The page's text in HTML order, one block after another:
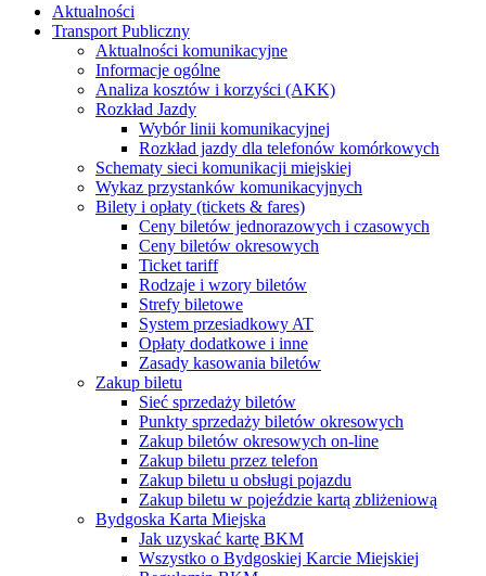
Aktualności
Transport Publiczny
Aktualności komunikacyjne
Informacje ogólne
Analiza kosztów i korzyści (AKK)
Rozkład Jazdy
Wybór linii komunikacyjnej
Rozkład jazdy dla telefonów komórkowych
Schematy sieci komunikacji miejskiej
Wykaz przystanków komunikacyjnych
Bilety i opłaty (tickets & fares)
Ceny biletów jednorazowych i czasowych
Ceny biletów okresowych
Ticket tariff
Rodzaje i wzory biletów
Strefy biletowe
System przesiadkowy AT
Opłaty dodatkowe i inne
Zasady kasowania biletów
Zakup biletu
Sieć sprzedaży biletów
Punkty sprzedaży biletów okresowych
Zakup biletów okresowych on-line
Zakup biletu przez telefon
Zakup biletu u obsługi pojazdu
Zakup biletu w pojeździe kartą zbliżeniową
Bydgoska Karta Miejska
Jak uzyskać kartę BKM
Wszystko o Bydgoskiej Karcie Miejskiej